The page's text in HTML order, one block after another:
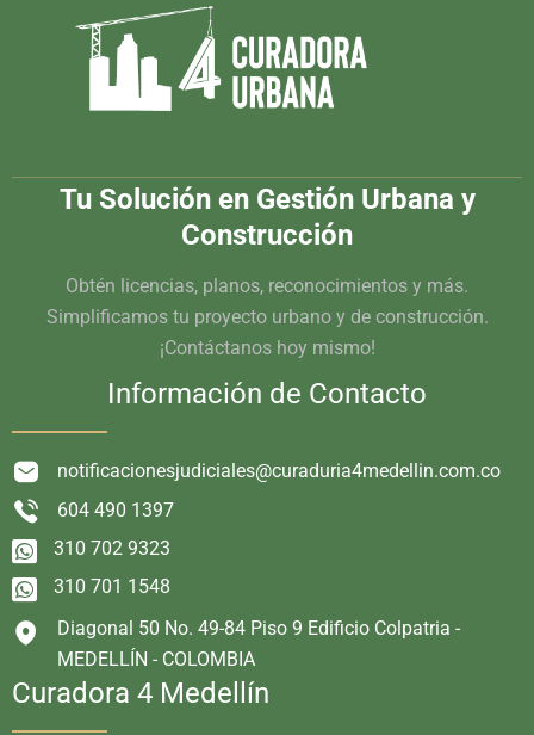
Tu Solución en Gestión Urbana y
Construcción
Obtén licencias, planos, reconocimientos y más.
Simplificamos tu proyecto urbano y de construcción.
¡Contáctanos hoy mismo!
Información de Contacto
notificacionesjudiciales@curaduria4medellin.com.co
604 490 1397
310 702 9323
310 701 1548
Diagonal 50 No. 49-84 Piso 9 Edificio Colpatria -
MEDELLÍN - COLOMBIA
Curadora 4 Medellín